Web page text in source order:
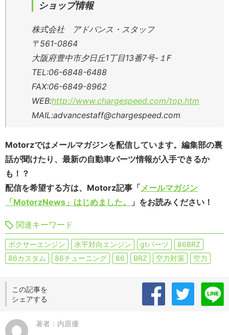
ショップ情報
株式会社 アドバンス・スタッフ
〒561-0864
大阪府豊中市夕日丘1丁目13番7号-１F
TEL:06-6848-6488
FAX:06-6849-8962
WEB:http://www.chargespeed.com/top.htm
MAIL:advancestaff@chargespeed.com
Motorzではメールマガジンを配信しています。 編集部の裏
話が聞けたり、最新の自動車パーツ情報が入手できるか
も！？
配信を希望する方は、Motorz記事「メールマガジン
「MotorzNews」はじめました。
」をお読みください！
関連キーワード
ボクサーエンジン 水平対向エンジン gtパーツ
86BRZ
86カスタム
86チューニング 86 BRZ 空力対策 空力
この記事を
シェアする
著者：内原優